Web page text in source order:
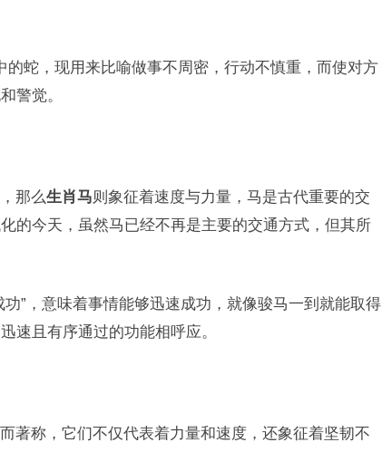
的蛇，现用来比喻做事不周密，行动不慎重，而使对方
警觉。
那么生肖马则象征着速度与力量，马是古代重要的交
的今天，虽然马已经不再是主要的交通方式，但其所
”，意味着事情能够迅速成功，就像骏马一到就能取得
速且有序通过的功能相呼应。
著称，它们不仅代表着力量和速度，还象征着坚韧不